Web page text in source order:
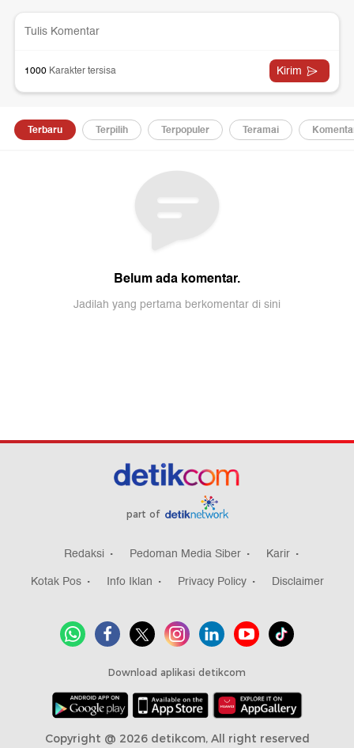
part of
Redaksi Pedoman Media Siber
Karir
Kotak Pos
Info Iklan Privacy Policy Disclaimer
Download aplikasi detikcom
Copyright @ 2026 detikcom, All right reserved